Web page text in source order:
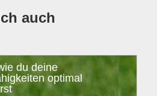
auch
du deine
optimal